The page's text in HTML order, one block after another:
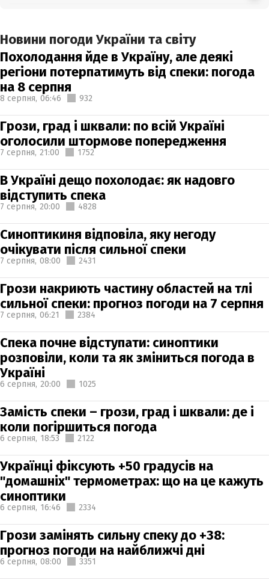
Новини погоди України та світу
Похолодання йде в Україну, але деякі
регіони потерпатимуть від спеки: погода
на 8 серпня
8 серпня, 06:46 932
Грози, град і шквали: по всій Україні
оголосили штормове попередження
7 серпня, 21:00 1752
В Україні дещо похолодає: як надовго
відступить спека
7 серпня, 20:00 4828
Синоптикиня відповіла, яку негоду
очікувати після сильної спеки
7 серпня, 08:00 2431
Грози накриють частину областей на тлі
сильної спеки: прогноз погоди на 7 серпня
7 серпня, 06:21 2384
Спека почне відступати: синоптики
розповіли, коли та як зміниться погода в
Україні
6 серпня, 20:00 1025
Замість спеки – грози, град і шквали: де і
коли погіршиться погода
6 серпня, 18:53 2122
Українці фіксують +50 градусів на
"домашніх" термометрах: що на це кажуть
синоптики
6 серпня, 16:46 2334
Грози замінять сильну спеку до +38:
прогноз погоди на найближчі дні
6 серпня, 08:00 3351